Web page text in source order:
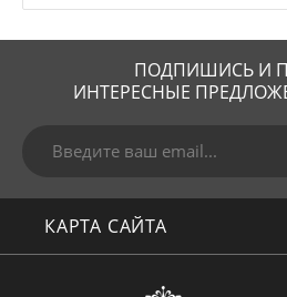
ПОДПИШИСЬ И
ИНТЕРЕСНЫЕ
КАРТА САЙТА